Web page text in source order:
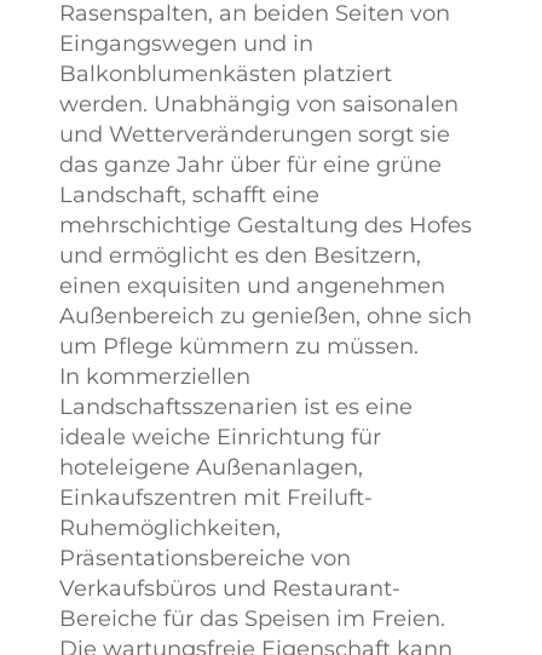
Rasenspalten, an beiden Seiten von
Eingangswegen und in
Balkonblumenkästen platziert
werden. Unabhängig von saisonalen
und Wetterveränderungen sorgt sie
das ganze Jahr über für eine grüne
Landschaft, schafft eine
mehrschichtige Gestaltung des Hofes
und ermöglicht es den Besitzern,
einen exquisiten und angenehmen
Außenbereich zu genießen, ohne sich
um Pflege kümmern zu müssen.
In kommerziellen
Landschaftsszenarien ist es eine
ideale weiche Einrichtung für
hoteleigene Außenanlagen,
Einkaufszentren mit Freiluft-
Ruhemöglichkeiten,
Präsentationsbereiche von
Verkaufsbüros und Restaurant-
Bereiche für das Speisen im Freien.
Die wartungsfreie Eigenschaft kann